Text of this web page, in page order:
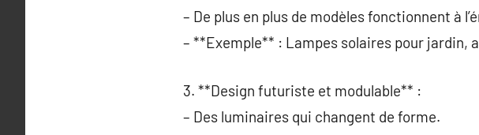
– De plus en plus de modèles fonctionnent à
– **Exemple** : Lampes solaires pour jardin,
3. **Design futuriste et modulable** :
– Des luminaires qui changent de forme.